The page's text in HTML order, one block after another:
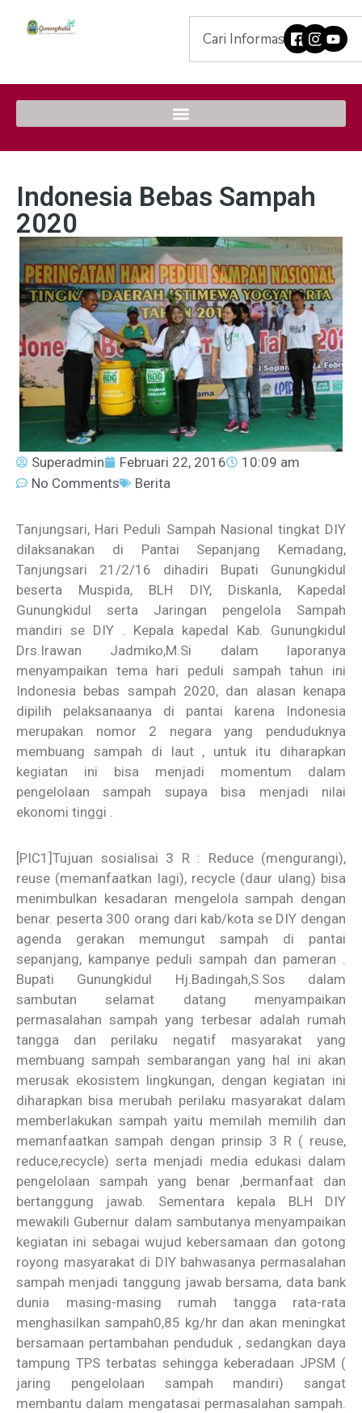
Indonesia Bebas Sampah
2020
Superadmin Februari 22, 2016
10:09 am
No Comments
Berita
Tanjungsari, Hari Peduli Sampah Nasional tingkat DIY
dilaksanakan di Pantai Sepanjang Kemadang,
Tanjungsari 21/2/16 dihadiri Bupati Gunungkidul
beserta Muspida, BLH DIY, Diskanla, Kapedal
Gunungkidul serta Jaringan pengelola Sampah
mandiri se DIY . Kepala kapedal Kab. Gunungkidul
Drs.Irawan Jadmiko,M.Si dalam laporanya
menyampaikan tema hari peduli sampah tahun ini
Indonesia bebas sampah 2020, dan alasan kenapa
dipilih pelaksanaanya di pantai karena Indonesia
merupakan nomor 2 negara yang penduduknya
membuang sampah di laut , untuk itu diharapkan
kegiatan ini bisa menjadi momentum dalam
pengelolaan sampah supaya bisa menjadi nilai
ekonomi tinggi .
[PIC1]Tujuan sosialisai 3 R : Reduce (mengurangi),
reuse (memanfaatkan lagi), recycle (daur ulang) bisa
menimbulkan kesadaran mengelola sampah dengan
benar. peserta 300 orang dari kab/kota se DIY dengan
agenda gerakan memungut sampah di pantai
sepanjang, kampanye peduli sampah dan pameran .
Bupati Gunungkidul Hj.Badingah,S.Sos dalam
sambutan selamat datang menyampaikan
permasalahan sampah yang terbesar adalah rumah
tangga dan perilaku negatif masyarakat yang
membuang sampah sembarangan yang hal ini akan
merusak ekosistem lingkungan, dengan kegiatan ini
diharapkan bisa merubah perilaku masyarakat dalam
memberlakukan sampah yaitu memilah memilih dan
memanfaatkan sampah dengan prinsip 3 R ( reuse,
reduce,recycle) serta menjadi media edukasi dalam
pengelolaan sampah yang benar ,bermanfaat dan
bertanggung jawab. Sementara kepala BLH DIY
mewakili Gubernur dalam sambutanya menyampaikan
kegiatan ini sebagai wujud kebersamaan dan gotong
royong masyarakat di DIY bahwasanya permasalahan
sampah menjadi tanggung jawab bersama, data bank
dunia masing-masing rumah tangga rata-rata
menghasilkan sampah0,85 kg/hr dan akan meningkat
bersamaan pertambahan penduduk , sedangkan daya
tampung TPS terbatas sehingga keberadaan JPSM (
jaring pengelolaan sampah mandiri) sangat
membantu dalam mengatasai permasalahan sampah.